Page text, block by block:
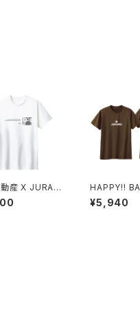
産 X JURAN
White
HAPPY!!
T TEE
¥5,940